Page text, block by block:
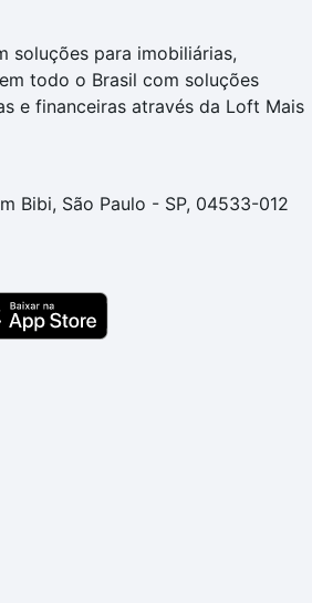
soluções para imobiliárias,
todo o Brasil com soluções
e financeiras através da Loft Mais
Bibi, São Paulo - SP, 04533-012